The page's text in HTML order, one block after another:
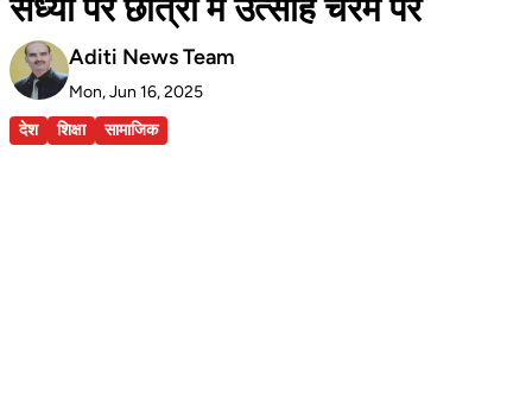
संध्या पर छात्रों में उत्साह चरम पर
Aditi News Team
Mon, Jun 16, 2025
देश
शिक्षा सामाजिक